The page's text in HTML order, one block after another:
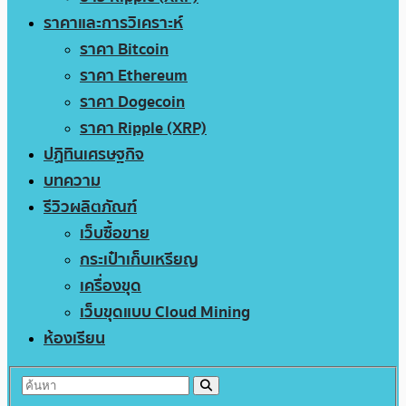
ราคาและการวิเคราะห์
ราคา Bitcoin
ราคา Ethereum
ราคา Dogecoin
ราคา Ripple (XRP)
ปฏิทินเศรษฐกิจ
บทความ
รีวิวผลิตภัณฑ์
เว็บซื้อขาย
กระเป๋าเก็บเหรียญ
เครื่องขุด
เว็บขุดแบบ Cloud Mining
ห้องเรียน